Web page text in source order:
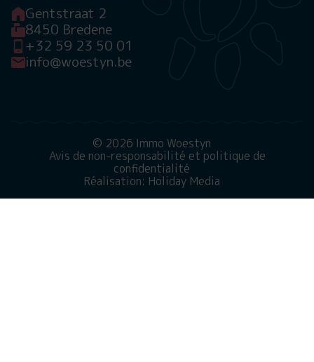
Gentstraat 2
8450 Bredene
+32 59 23 50 01
info@woestyn.be
© 2026 Immo Woestyn
Avis de non-responsabilité et politique de
confidentialité
Réalisation: Holiday Media